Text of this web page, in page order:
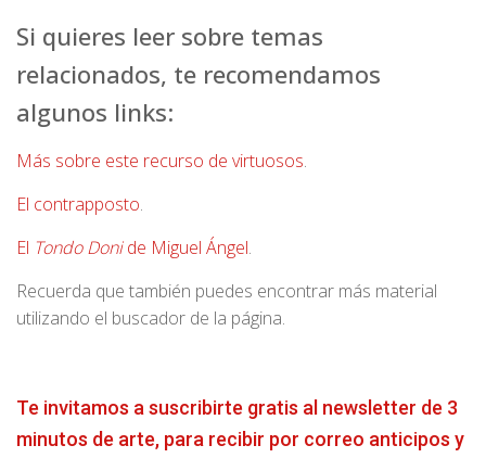
Si quieres leer sobre temas
relacionados, te recomendamos
algunos links:
Más sobre este recurso de virtuosos.
El contrapposto.
El Tondo Donide Miguel Ángel.
Recuerda que también puedes encontrar más material
utilizando el buscador de la página.
Te invitamos a suscribirte gratis al newsletter de 3
minutos de arte, para recibir por correo anticipos y